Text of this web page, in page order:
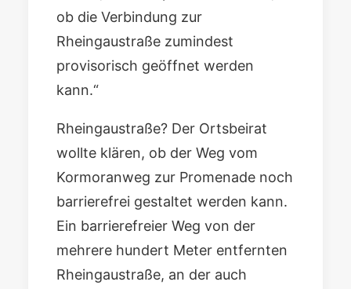
ob die Verbindung zur
Rheingaustraße zumindest
provisorisch geöffnet werden
kann.“
Rheingaustraße? Der Ortsbeirat
wollte klären, ob der Weg vom
Kormoranweg zur Promenade noch
barrierefrei gestaltet werden kann.
Ein barrierefreier Weg von der
mehrere hundert Meter entfernten
Rheingaustraße, an der auch